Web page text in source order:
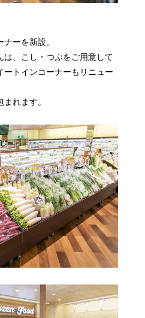
ーを新設。
は、こし・つぶをご用意して
ートインコーナーもリニュー
れます。